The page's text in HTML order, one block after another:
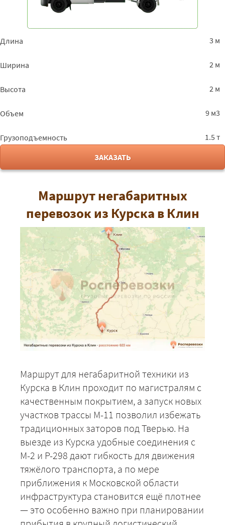
Длина 3 м
Ширина 2 м
Высота 2 м
Объем 9 м3
Грузоподъемность
1.5 т
ЗАКАЗАТЬ
Маршрут негабаритных
перевозок из Курска в Клин
Маршрут для негабаритной техники из
Курска в Клин проходит по магистралям с
качественным покрытием, а запуск новых
участков трассы М-11 позволил избежать
традиционных заторов под Тверью. На
выезде из Курска удобные соединения с
М-2 и Р-298 дают гибкость для движения
тяжёлого транспорта, а по мере
приближения к Московской области
инфраструктура становится ещё плотнее
— это особенно важно при планировании